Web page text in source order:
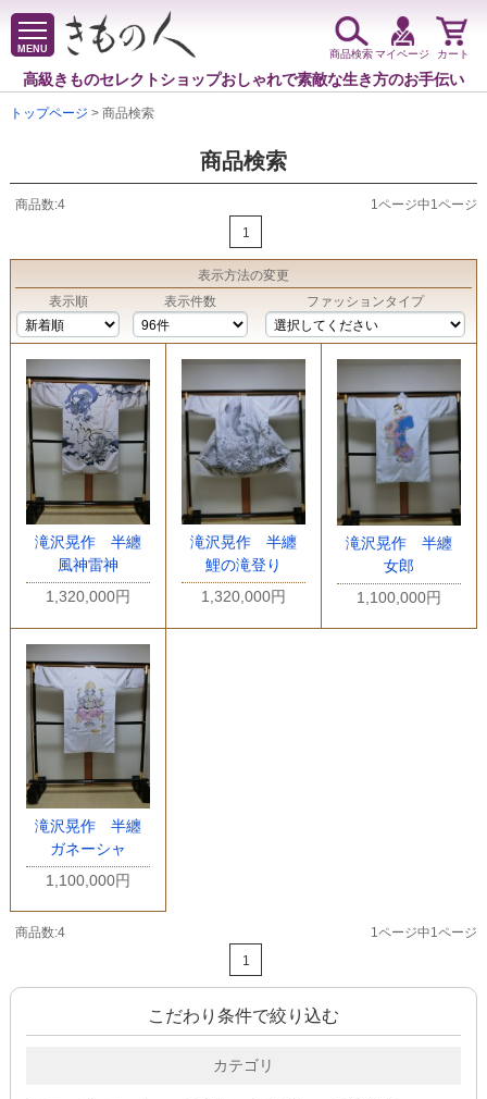
MENU
高級きものセレクトショップおしゃれで素敵な生き方のお手伝い
商品検索マイページ カート
トップページ > 商品検索
商品検索
商品数:4
1ページ中1ページ
1
表示方法の変更
表示順
表示件数 ファッションタイプ
滝沢晃作 半纏
風神雷神
1,320,000円
滝沢晃作 半纏
鯉の滝登り
1,320,000円
滝沢晃作 半纏
女郎
1,100,000円
滝沢晃作 半纏
ガネーシャ
1,100,000円
商品数:4
1ページ中1ページ
1
こだわり条件で絞り込む
カテゴリ